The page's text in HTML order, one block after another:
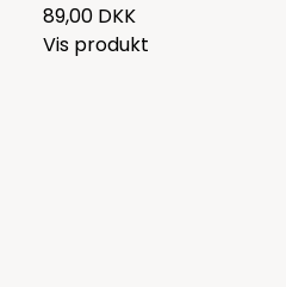
89,00 DKK
Vis produkt